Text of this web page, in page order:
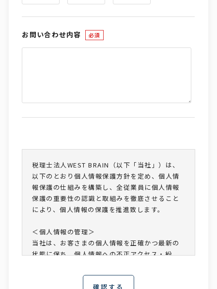
お問い合わせ内容 必須
税理士法人WEST BRAIN（以下「当社」）は、
以下のとおり個人情報保護方針を定め、個人情
報保護の仕組みを構築し、全従業員に個人情報
保護の重要性の認識と取組みを徹底させること
により、個人情報の保護を推進致します。
＜個人情報の管理＞
当社は、お客さまの個人情報を正確かつ最新の
状態に保ち、個人情報への不正アクセス・紛
セキュリティシステムの維持・管理体制の整